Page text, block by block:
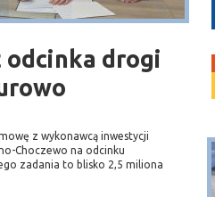
odcinka drogi
z wykonawcą inwestycji
Choczewo na odcinku
zadania to blisko 2,5 miliona